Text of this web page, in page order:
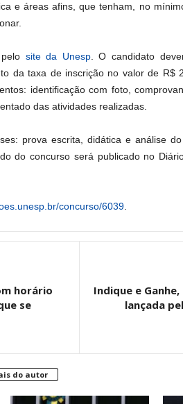
e áreas afins, que tenham, no
site da Unesp. O candidato
da taxa de inscrição no valor de R$
identificação com foto,
das atividades realizadas.
prova escrita, didática e análise
do concurso será publicado no
concurso/6039.
horário
se
Indique e
lançada
do autor